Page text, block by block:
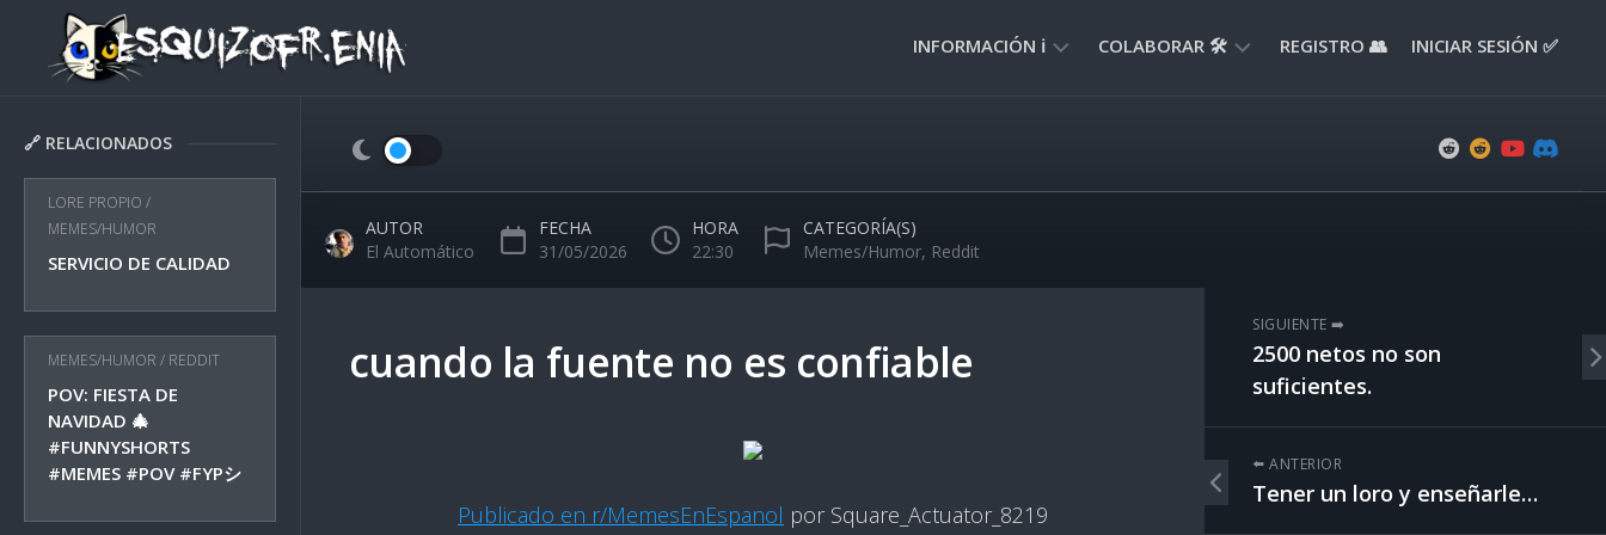
content
INFORMACIÓN ℹ️
NORMAS
USO
🚸
COLABORAR 🛠️ REGISTRO 👥 INICIAR SESIÓN ✅
🔗 RELACIONADOS
LORE PROPIO /
MEMES/HUMOR
SERVICIO DE CALIDAD
MEMES/HUMOR / REDDIT
POV: FIESTA DE
NAVIDAD 🎄
#FUNNYSHORTS
#MEMES #POV #FYPシ
AUTOR
El Automático
FECHA
31/05/2026
HORA
22:30
CATEGORÍA(S)
Memes/Humor, Reddit
cuando la fuente no es confiable
Publicado en r/MemesEnEspanol por Square_Actuator_8219
SIGUIENTE ➡️
2500 netos no son
suficientes.
⬅️ ANTERIOR
Tener un loro y enseñarle…